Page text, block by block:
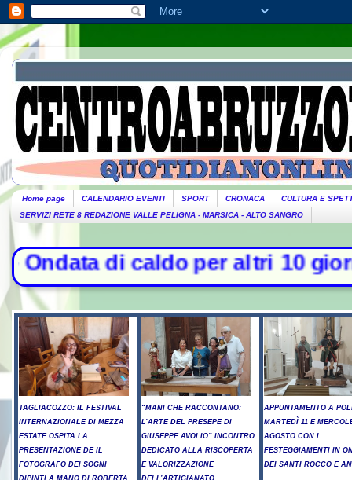
Home page CALENDARIO EVENTI SPORT CRONACA
CULTURA E
SERVIZI RETE 8 REDAZIONE VALLE PELIGNA - MARSICA - ALTO SANGRO
oggi 27 bollini rossi,
TAGLIACOZZO: IL FESTIVAL
INTERNAZIONALE DI MEZZA
ESTATE OSPITA LA
PRESENTAZIONE DE IL
FOTOGRAFO DEI SOGNI
DIPINTI A MANO DI ROBERTA
“MANI CHE RACCONTANO:
L’ARTE DEL PRESEPE DI
GIUSEPPE AVOLIO” INCONTRO
DEDICATO ALLA RISCOPERTA
E VALORIZZAZIONE
DELL’ARTIGIANATO
APPUNTAMENTO A
MARTEDÌ 11 E
AGOSTO CON I
FESTEGGIAMENTI IN
DEI SANTI ROCCO E